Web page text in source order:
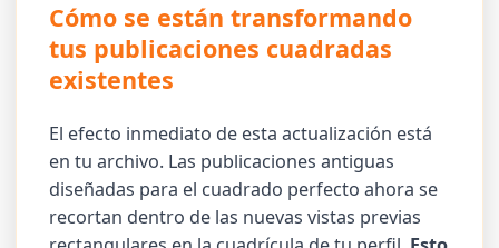
Cómo se están transformando
tus publicaciones cuadradas
existentes
El efecto inmediato de esta actualización está
en tu archivo. Las publicaciones antiguas
diseñadas para el cuadrado perfecto ahora se
recortan dentro de las nuevas vistas previas